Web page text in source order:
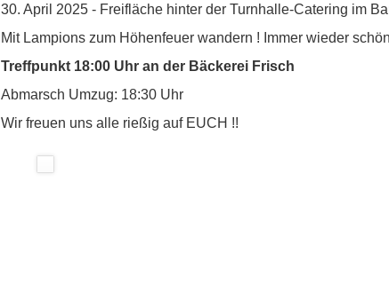
30. April 2025 - Freifläche hinter der Turnhalle-Catering im
Mit Lampions zum Höhenfeuer wandern ! Immer wieder
Treffpunkt 18:00 Uhr an der Bäckerei Frisch
Abmarsch Umzug: 18:30 Uhr
Wir freuen uns alle rießig auf EUCH !!